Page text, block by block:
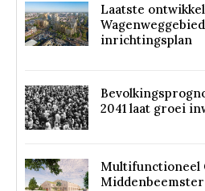
Laatste
inrichtingsplan
2041 laat groei
Multifunctioneel
Middenbeemster